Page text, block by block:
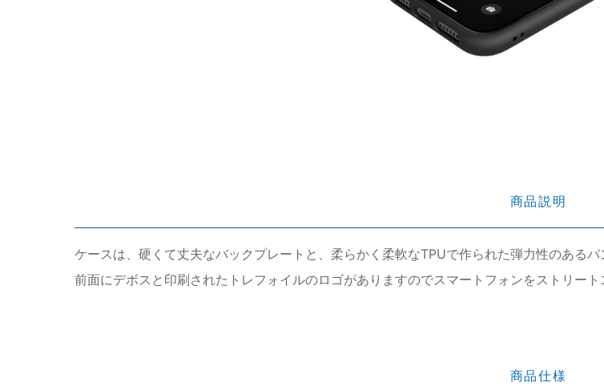
商品説明
ケースは、硬くて丈夫なバックプレートと、柔らかく柔軟なTPUで作られた弾力性のある
前面にデボスと印刷されたトレフォイルのロゴがありますのでスマートフォンをストリート
商品仕様